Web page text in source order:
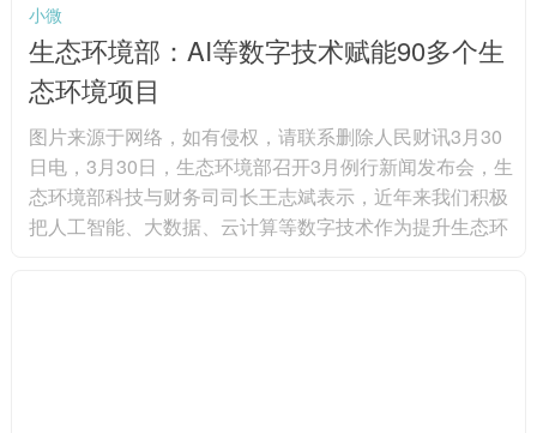
小微
生态环境部：AI等数字技术赋能90多个生
态环境项目
图片来源于网络，如有侵权，请联系删除人民财讯3月30
日电，3月30日，生态环境部召开3月例行新闻发布会，生
态环境部科技与财务司司长王志斌表示，近年来我们积极
把人工智能、大数据、云计算等数字技术作为提升生态环